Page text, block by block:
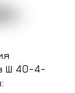
Ш 40-4-